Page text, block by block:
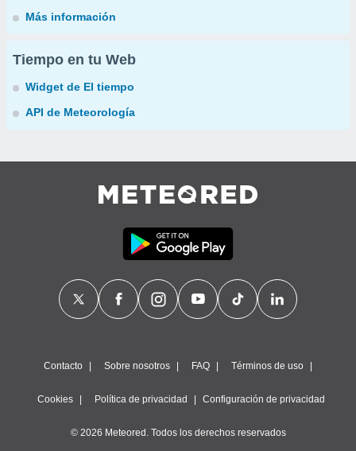
Más información
Tiempo en tu Web
Widget de El tiempo
API de Meteorología
Contacto Sobre nosotros FAQ Términos de uso
Cookies Política de privacidad Configuración de privacidad
© 2026 Meteored. Todos los derechos reservados